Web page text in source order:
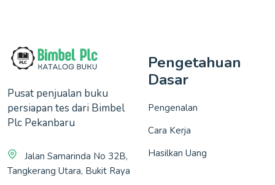
Pusat penjualan buku
persiapan tes dari Bimbel
Plc Pekanbaru
Jalan Samarinda No 32B,
Tangkerang Utara, Bukit Raya
Pengetahuan
Dasar
Pengenalan
Cara Kerja
Hasilkan Uang